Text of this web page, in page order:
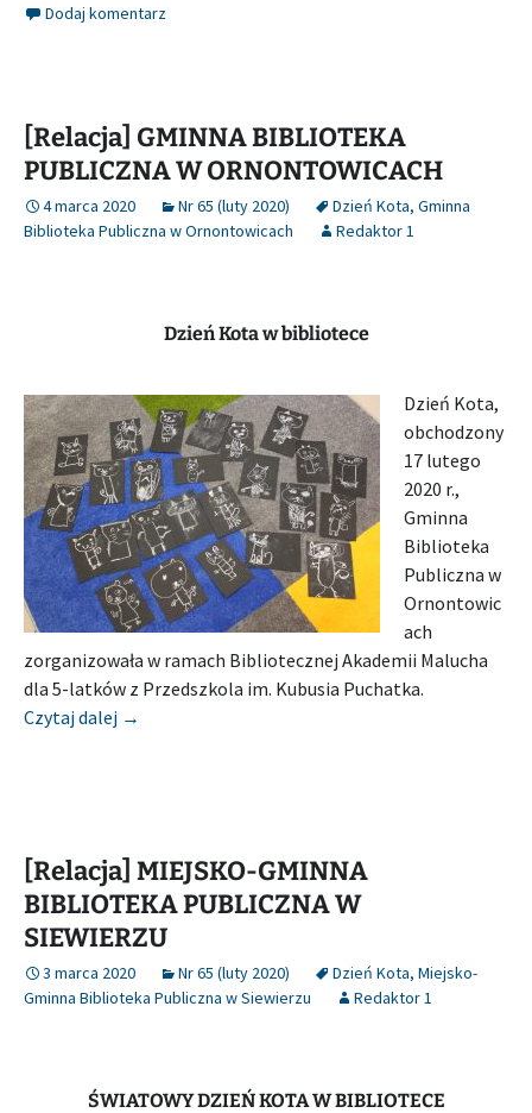
Dodaj komentarz
[Relacja] GMINNA BIBLIOTEKA
PUBLICZNA W ORNONTOWICACH
4 marca 2020 Nr 65 (luty 2020) Dzień Kota, Gminna
Biblioteka Publiczna w Ornontowicach
Redaktor 1
Dzień Kota w bibliotece
Dzień Kota,
obchodzony
17 lutego
2020 r.,
Gminna
Biblioteka
Publiczna w
Ornontowic
ach
zorganizowała w ramach Bibliotecznej Akademii Malucha
dla 5-latków z Przedszkola im. Kubusia Puchatka.
Czytaj dalej [Relacja] GMINNA BIBLIOTEKA PUBLICZNA W
→
[Relacja] MIEJSKO-GMINNA
BIBLIOTEKA PUBLICZNA W
SIEWIERZU
3 marca 2020 Nr 65 (luty 2020) Dzień Kota, Miejsko-
Gminna Biblioteka Publiczna w Siewierzu
Redaktor 1
ŚWIATOWY DZIEŃ KOTA W BIBLIOTECE